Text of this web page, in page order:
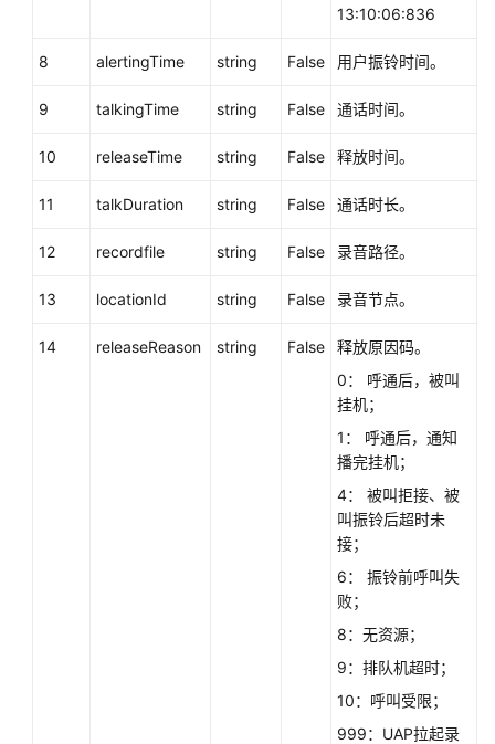
集
音
知
能
成
（queryVoiceNotificationRecording）
13:10:06:836
8 alertingTime string False 用户振铃时间。
9 talkingTime string False 通话时间。
10 releaseTime string False 释放时间。
11 talkDuration string False 通话时长。
12 recordfile string False 录音路径。
13 locationId string False 录音节点。
14 releaseReason string False
释放原因码。
0： 呼通后，被叫
挂机；
1： 呼通后，通知
播完挂机；
4： 被叫拒接、被
叫振铃后超时未
接；
6： 振铃前呼叫失
败；
8：无资源；
9：排队机超时；
10：呼叫受限；
999：UAP拉起录